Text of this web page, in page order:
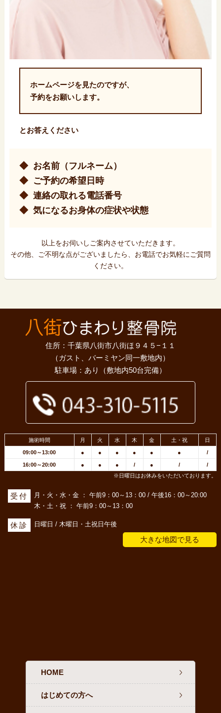
ホームページを見たのですが、
予約をお願いします。
とお答えください
お名前（フルネーム）
ご予約の希望日時
連絡の取れる電話番号
気になるお身体の症状や状態
以上をお伺いしご案内させていただきます。
その他、ご不明な点がございましたら、お電話でお気軽にご質問
ください。
住所：千葉県八街市八街ほ９４５−１１
（ガスト、バーミヤン同一敷地内）
駐車場：あり（敷地内50台完備）
施術時間 月 火 水 木 金 土・祝 日
09:00～13:00 ● ● ● ● ● ● /
16:00～20:00 ● ● ● / ● /
/
※日曜日はお休みをいただいております。
受付
月・火・水・金 ： 午前9：00～13：00 / 午後16：00～20:00
木・土・祝 ： 午前9：00～13：00
休診 日曜日 / 木曜日・土祝日午後
大きな地図で見る
HOME
はじめての方へ